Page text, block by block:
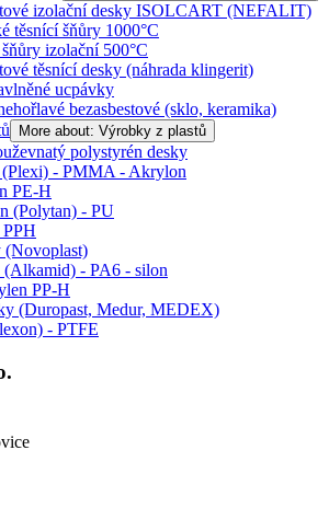
izolační desky ISOLCART (NEFALIT)
těsnící šňůry 1000°C
izolační 500°C
těsnící desky (náhrada klingerit)
ucpávky
bezasbestové (sklo, keramika)
More about: Výrobky z plastů
polystyrén desky
- PMMA - Akrylon
PE-H
(Polytan) - PU
(Novoplast)
(Alkamid) - PA6 - silon
PP-H
(Duropast, Medur, MEDEX)
- PTFE